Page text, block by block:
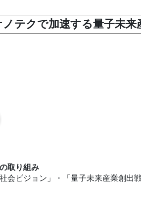
ノテクで加速する量子未来
取り組み
会ビジョン」・「量子未来産業創出